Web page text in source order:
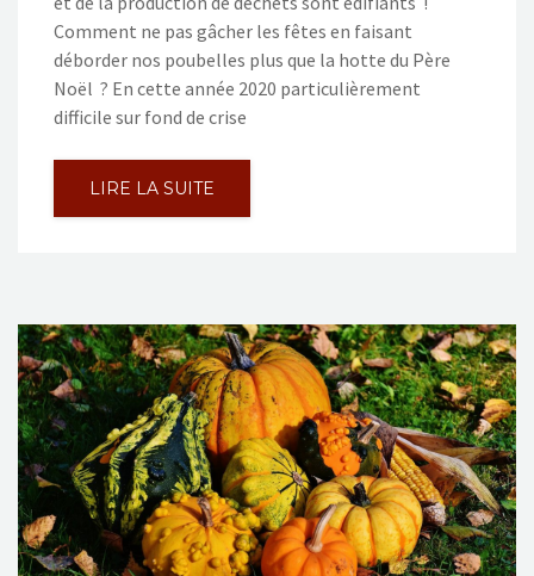
Comment ne pas gâcher les fêtes en faisant
déborder nos poubelles plus que la hotte du Père
Noël ? En cette année 2020 particulièrement
difficile sur fond de crise
LIRE LA SUITE